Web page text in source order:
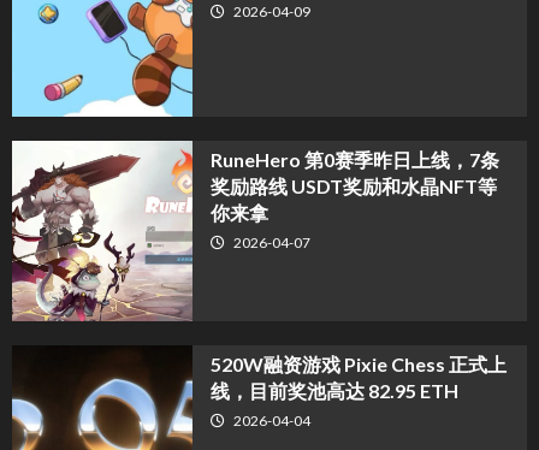
2026-04-09
RuneHero 第0赛季昨日上线，7条
奖励路线 USDT奖励和水晶NFT等
你来拿
2026-04-07
520W融资游戏 Pixie Chess 正式上
线，目前奖池高达 82.95 ETH
2026-04-04